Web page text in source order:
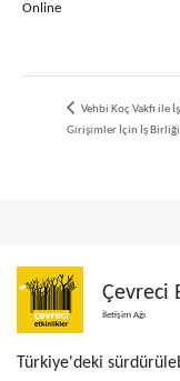
Online
Vehbi Koç Vakfı ile
Girişimler İçin İş Birliği
Çevreci
İletişim Ağı
Türkiye'deki